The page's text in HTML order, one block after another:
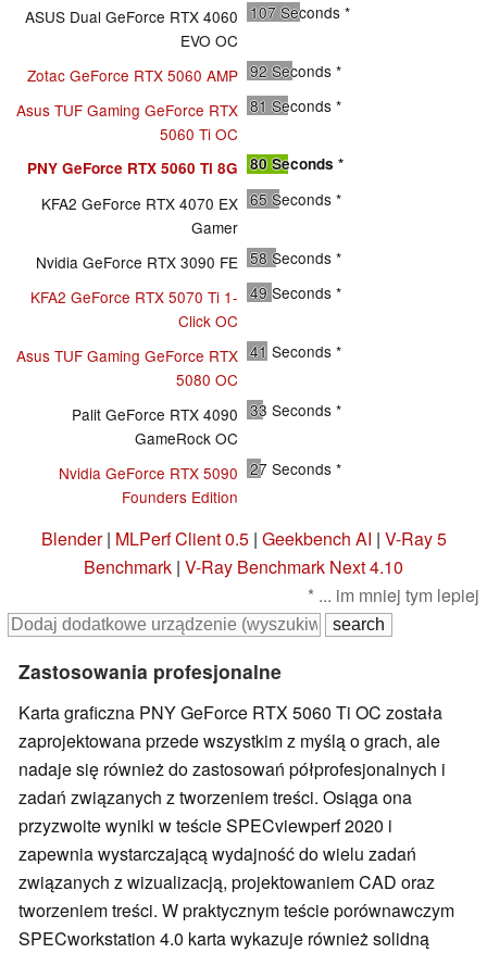
ASUS Dual GeForce RTX 4060
EVO OC
107 Seconds *
Zotac GeForce RTX 5060 AMP 92 Seconds *
Asus TUF Gaming GeForce RTX
5060 Ti OC
81 Seconds *
PNY GeForce RTX 5060 Ti 8G 80Seconds *
KFA2 GeForce RTX 4070 EX
Gamer
65 Seconds *
Nvidia GeForce RTX 3090 FE 58 Seconds *
KFA2 GeForce RTX 5070 Ti 1-
Click OC
49 Seconds *
Asus TUF Gaming GeForce RTX
5080 OC
41 Seconds *
Palit GeForce RTX 4090
GameRock OC
33 Seconds *
Nvidia GeForce RTX 5090
Founders Edition
27 Seconds *
Blender| MLPerf Client 0.5| Geekbench AI | V-Ray 5
Benchmark | V-Ray Benchmark Next 4.10
* ... im mniej tym lepiej
Zastosowania profesjonalne
Karta graficzna PNY GeForce RTX 5060 Ti OC została
zaprojektowana przede wszystkim z myślą o grach, ale
nadaje się również do zastosowań półprofesjonalnych i
zadań związanych z tworzeniem treści. Osiąga ona
przyzwoite wyniki w teście SPECviewperf 2020 i
zapewnia wystarczającą wydajność do wielu zadań
związanych z wizualizacją, projektowaniem CAD oraz
tworzeniem treści. W praktycznym teście porównawczym
SPECworkstation 4.0 karta wykazuje również solidną